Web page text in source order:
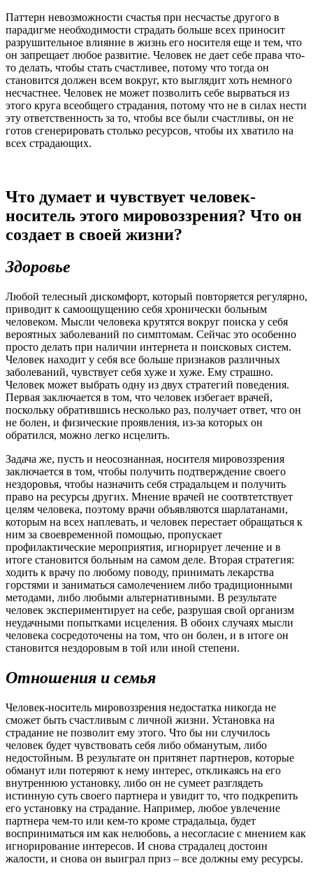
Паттерн невозможности счастья при несчастье другого в
парадигме необходимости страдать больше всех приносит
разрушительное влияние в жизнь его носителя еще и тем, что
он запрещает любое развитие. Человек не дает себе права что-
то делать, чтобы стать счастливее, потому что тогда он
становится должен всем вокруг, кто выглядит хоть немного
несчастнее. Человек не может позволить себе вырваться из
этого круга всеобщего страдания, потому что не в силах нести
эту ответственность за то, чтобы все были счастливы, он не
готов сгенерировать столько ресурсов, чтобы их хватило на
всех страдающих.
Что думает и чувствует человек-
носитель этого мировоззрения? Что он
создает в своей жизни?
Здоровье
Любой телесный дискомфорт, который повторяется регулярно,
приводит к самоощущению себя хронически больным
человеком. Мысли человека крутятся вокруг поиска у себя
вероятных заболеваний по симптомам. Сейчас это особенно
просто делать при наличии интернета и поисковых систем.
Человек находит у себя все больше признаков различных
заболеваний, чувствует себя хуже и хуже. Ему страшно.
Человек может выбрать одну из двух стратегий поведения.
Первая заключается в том, что человек избегает врачей,
поскольку обратившись несколько раз, получает ответ, что он
не болен, и физические проявления, из-за которых он
обратился, можно легко исцелить.
Задача же, пусть и неосознанная, носителя мировоззрения
заключается в том, чтобы получить подтверждение своего
нездоровья, чтобы назначить себя страдальцем и получить
право на ресурсы других. Мнение врачей не соотвтетствует
целям человека, поэтому врачи объявляются шарлатанами,
которым на всех наплевать, и человек перестает обращаться к
ним за своевременной помощью, пропускает
профилактические мероприятия, игнорирует лечение и в
итоге становится больным на самом деле. Вторая стратегия:
ходить к врачу по любому поводу, принимать лекарства
горстями и заниматься самолечением либо традиционными
методами, либо любыми альтернативными. В результате
человек экспериментирует на себе, разрушая свой организм
неудачными попытками исцеления. В обоих случаях мысли
человека сосредоточены на том, что он болен, и в итоге он
становится нездоровым в той или иной степени.
Отношения и семья
Человек-носитель мировоззрения недостатка никогда не
сможет быть счастливым с личной жизни. Установка на
страдание не позволит ему этого. Что бы ни случилось
человек будет чувствовать себя либо обманутым, либо
недостойным. В результате он притянет партнеров, которые
обманут или потеряют к нему интерес, откликаясь на его
внутреннюю установку, либо он не сумеет разглядеть
истинную суть своего партнера и увидит то, что подкрепить
его установку на страдание. Например, любое увлечение
партнера чем-то или кем-то кроме страдальца, будет
восприниматься им как нелюбовь, а несогласие с мнением как
игнорирование интересов. И снова страдалец достоин
жалости, и снова он выиграл приз – все должны ему ресурсы.